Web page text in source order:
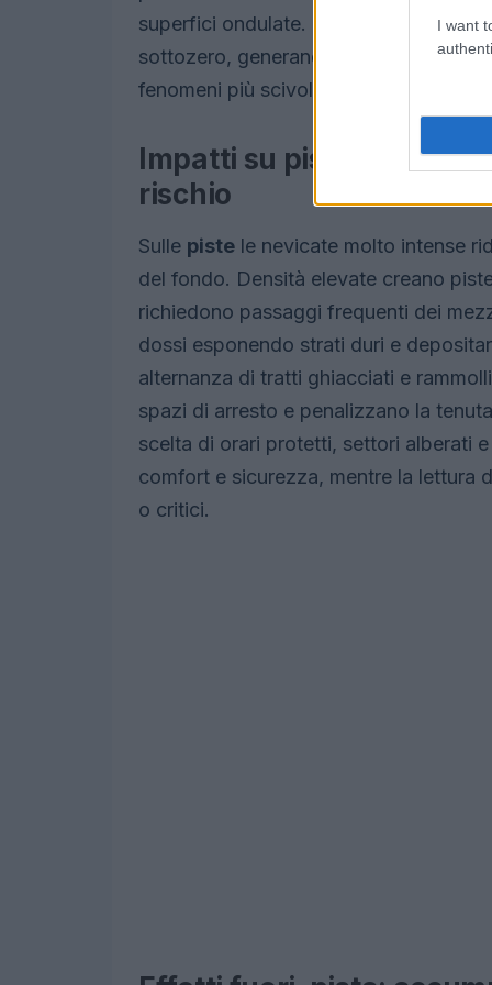
I want
superfici ondulate. Il
è
sottozero, generando una
crosta
fenomeni più scivolosi e stressanti per
Impatti su piste battute:
rischio
Sulle piste le nevicate molto intense
del fondo. Densità elevate creano
richiedono passaggi frequenti dei
dossi esponendo strati duri e
alternanza di tratti ghiacciati e
spazi di arresto e penalizzano la
scelta di orari protetti, settori alberati
comfort e sicurezza, mentre la lettura
o critici.